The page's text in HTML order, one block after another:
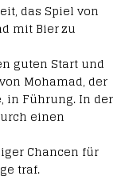
das Spiel von
mit Bier zu
guten Start und
Mohamad, der
in Führung. In der
einen
Chancen für
traf.